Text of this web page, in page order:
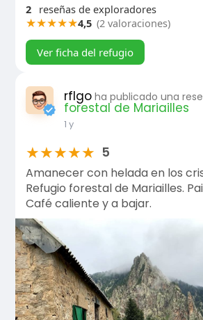
2
reseñas de exploradores
★★★★★4,5 (2 valoraciones)
Ver ficha del refugio
rflgo ha publicado una
forestal de Mariailles
1 y
★★★★★ 5
Amanecer con helada en los
Refugio forestal de Mariailles.
Café caliente y a bajar.